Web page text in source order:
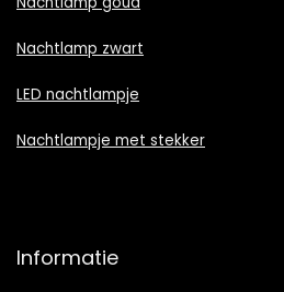
Nachtlamp zwart
LED nachtlampje
Nachtlampje met stekker
Informatie